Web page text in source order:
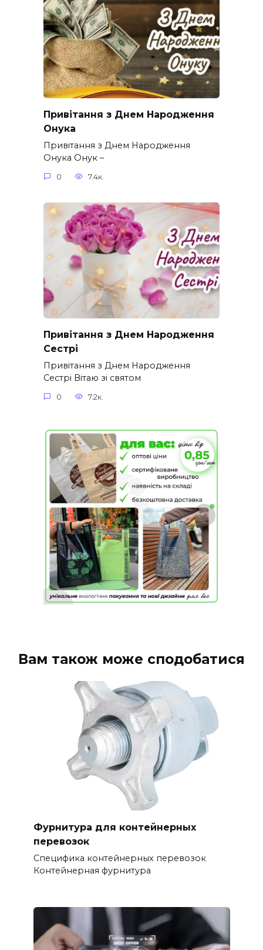
Привітання з Днем Народження
Онука
Привітання з Днем Народження
Онука Онук –
0 7.4к.
Привітання з Днем Народження
Сестрі
Привітання з Днем Народження
Сестрі Вітаю зі святом
0 7.2к.
Вам також може сподобатися
Фурнитура для контейнерных
перевозок
Специфика контейнерных перевозок
Контейнерная фурнитура